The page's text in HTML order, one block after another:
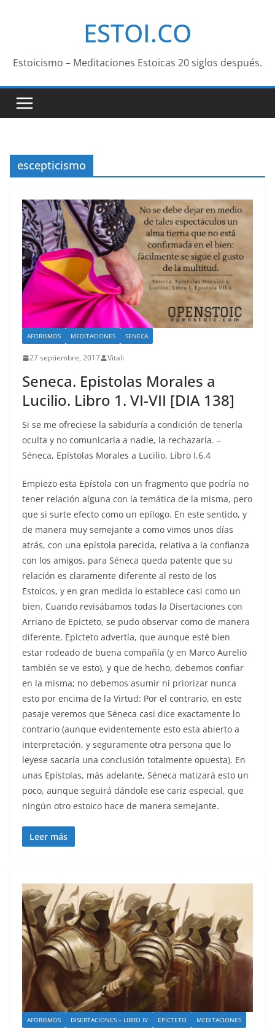
ESTOI.CO
Estoicismo – Meditaciones Estoicas 20 siglos después.
escepticismo
AFORISMOS MEDITACIONES SENECA
27 septiembre, 2017 Vitali
Seneca. Epistolas Morales a
Lucilio. Libro 1. VI-VII [DIA 138]
Si se me ofreciese la sabiduría a condición de tenerla
oculta y no comunicarla a nadie, la rechazaría. –
Séneca, Epístolas Morales a Lucilio, Libro I.6.4
Empiezo esta Epístola con un fragmento que podría no
tener relación alguna con la temática de la misma, pero
que si surte efecto como un epílogo. En este sentido, y
de manera muy semejante a como vimos unos días
atrás, con una epístola parecida, relativa a la confianza
con los amigos, para Séneca queda patente que su
relación es claramente diferente al resto de los
Estoicos, y en gran medida lo establece casi como un
bien. Cuando revisábamos todas la Disertaciones con
Arriano de Epicteto, se pudo observar como de manera
diferente, Epicteto advertía, que aunque esté bien
estar rodeado de buena compañía (y en Marco Aurelio
también se ve esto), y que de hecho, debemos confiar
en la misma; no debemos asumir ni priorizar nunca
esto por encima de la Virtud: Por el contrario, en este
pasaje veremos que Séneca casi dice exactamente lo
contrario (aunque evidentemente esto esta abierto a
interpretación, y seguramente otra persona que lo
leyese sacaría una conclusión totalmente opuesta). En
unas Epístolas, más adelante, Séneca matizará esto un
poco, aunque seguirá dándole ese cariz especial, que
ningún otro estoico hace de manera semejante.
Leer más
AFORISMOS DISERTACIONES – LIBRO IV EPICTETO MEDITACIONES